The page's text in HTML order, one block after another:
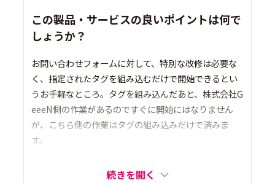
この製品・サービスの良いポイントは何で
しょうか？
お問い合わせフォームに対して、特別な改修は必要な
く、指定されたタグを組み込むだけで開始できるとい
うお手軽なところ。タグを組み込んだあと、株式会社G
eeeN側の作業があるのですぐに開始にはなりません
が、こちら側の作業はタグの組み込みだけで済みま
す。
続きを開く